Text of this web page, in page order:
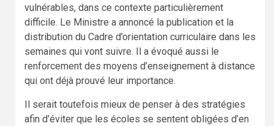
vulnérables, dans ce contexte particulièrement
difficile. Le Ministre a annoncé la publication et la
distribution du Cadre d’orientation curriculaire dans les
semaines qui vont suivre. Il a évoqué aussi le
renforcement des moyens d’enseignement à distance
qui ont déjà prouvé leur importance.
Il serait toutefois mieux de penser à des stratégies
afin d’éviter que les écoles se sentent obligées d’en